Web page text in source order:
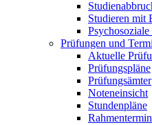
Studieren mit
Prüfungen und
Aktuelle
Prüfungspläne
Prüfungsämter
Noteneinsicht
Stundenpläne